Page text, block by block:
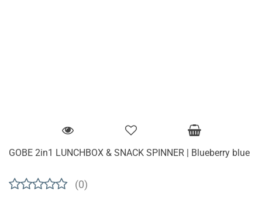
GOBE 2in1 LUNCHBOX & SNACK SPINNER | Blueberry blue
(0)